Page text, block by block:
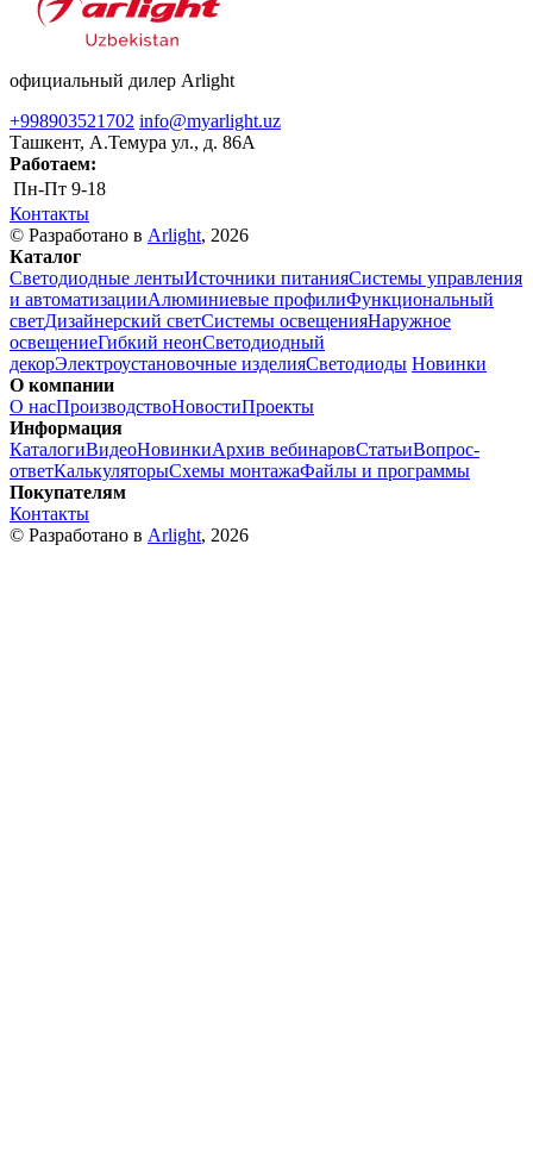
официальный дилер Arlight
+998903521702 info@myarlight.uz
Ташкент, А.Темура ул., д. 86А
Работаем:
Пн-Пт 9-18
Контакты
© Разработано в Arlight, 2026
Каталог
Светодиодные лентыИсточники питанияСистемы управления
и автоматизацииАлюминиевые профилиФункциональный
светДизайнерский светСистемы освещенияНаружное
освещениеГибкий неонСветодиодный
декорЭлектроустановочные изделияСветодиоды Новинки
О компании
О насПроизводствоНовостиПроекты
Информация
КаталогиВидеоНовинкиАрхив вебинаровСтатьиВопрос-
ответКалькуляторыСхемы монтажаФайлы и программы
Покупателям
Контакты
© Разработано в Arlight, 2026